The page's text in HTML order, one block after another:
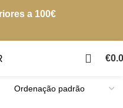
a 100€
€